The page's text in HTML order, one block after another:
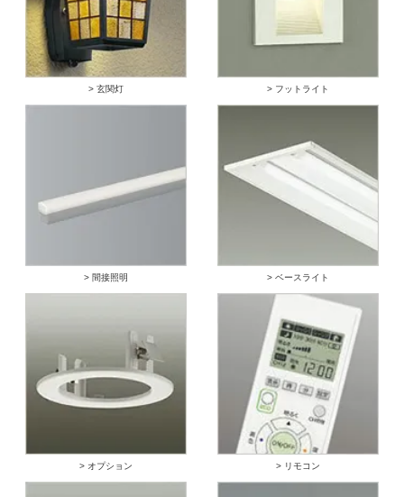
> 玄関灯 > フットライト
> 間接照明 > ベースライト
> オプション > リモコン